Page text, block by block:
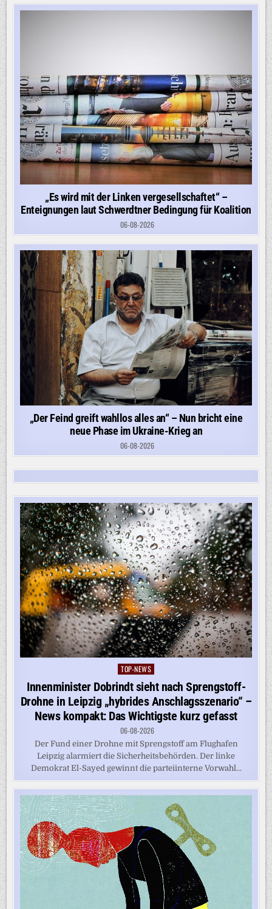
„Es wird mit der Linken vergesellschaftet“ –
Enteignungen laut Schwerdtner Bedingung für Koalition
06-08-2026
„Der Feind greift wahllos alles an“ – Nun bricht eine
neue Phase im Ukraine-Krieg an
06-08-2026
Posted
in
TOP-NEWS
Innenminister Dobrindt sieht nach Sprengstoff-
Drohne in Leipzig „hybrides Anschlagsszenario“ –
News kompakt: Das Wichtigste kurz gefasst
06-08-2026
Der Fund einer Drohne mit Sprengstoff am Flughafen
Leipzig alarmiert die Sicherheitsbehörden. Der linke
Demokrat El-Sayed gewinnt die parteiinterne Vorwahl...